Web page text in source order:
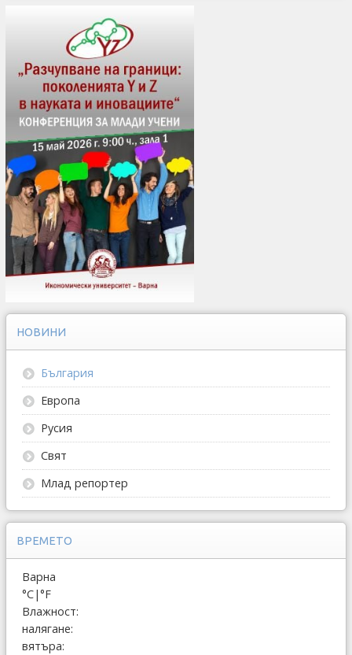
НОВИНИ
България
Европа
Русия
Свят
Млад репортер
ВРЕМЕТО
Варна
°C|°F
Влажност:
налягане:
вятъра: